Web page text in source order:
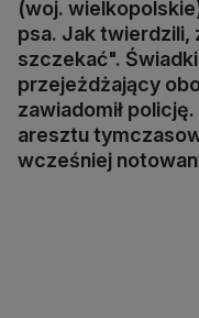
(woj.
psa. Jak twierdzili,
szczekać".
przejeżdżający
zawiadomił
aresztu
wcześniej